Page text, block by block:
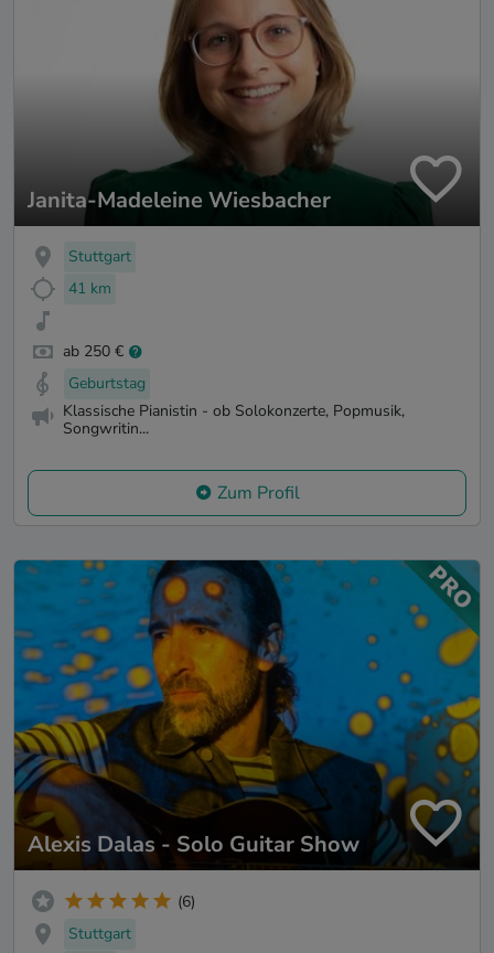
Janita-Madeleine Wiesbacher
Stuttgart
41 km
ab 250 €
Geburtstag
Klassische Pianistin - ob Solokonzerte, Popmusik,
Songwritin...
Zum Profil
Alexis Dalas - Solo Guitar Show
(6)
Stuttgart